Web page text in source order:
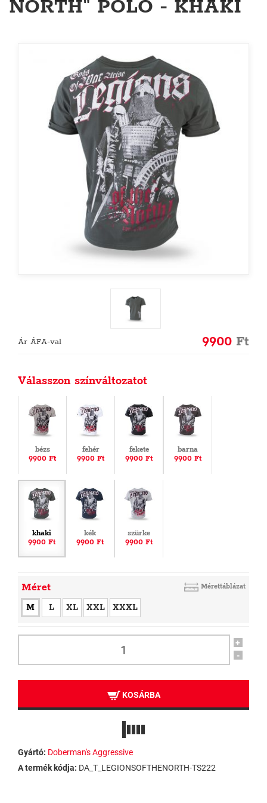
NORTH" PÓLÓ - KHAKI
Ár ÁFA-val 9900 Ft
Válasszon színváltozatot
bézs
9900 Ft
fehér
9900 Ft
fekete
9900 Ft
barna
9900 Ft
khaki
9900 Ft
kék
9900 Ft
szürke
9900 Ft
Méret Mérettáblázat
M L XL XXL XXXL
+
-
KOSÁRBA
Gyártó: Doberman's Aggressive
A termék kódja: DA_T_LEGIONSOFTHENORTH-TS222